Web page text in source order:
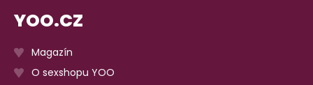
YOO.CZ
Magazín
O sexshopu YOO